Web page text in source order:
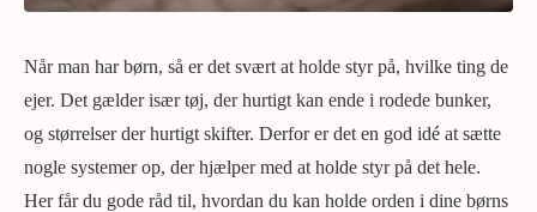
Når man har børn, så er det svært at holde styr på, hvilke ting de
ejer. Det gælder især tøj, der hurtigt kan ende i rodede bunker,
og størrelser der hurtigt skifter. Derfor er det en god idé at sætte
nogle systemer op, der hjælper med at holde styr på det hele.
Her får du gode råd til, hvordan du kan holde orden i dine børns